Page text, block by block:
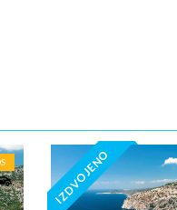
mesta. - individualne troškove
IZDVOJENO